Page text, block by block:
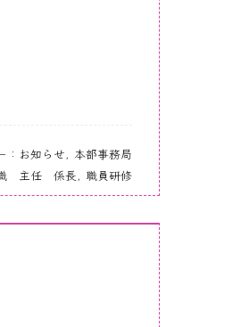
： お知らせ, 本部事務局
主任 係長, 職員研修